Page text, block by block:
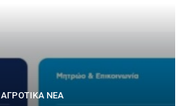
ΑΓΡΟΤΙΚΆ ΝΈΑ